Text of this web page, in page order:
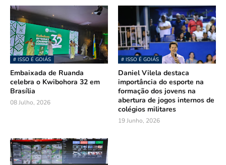
# ISSO É GOIÁS
Embaixada de Ruanda
celebra o Kwibohora 32 em
Brasília
08 Julho, 2026
# ISSO É GOIÁS
Daniel Vilela destaca
importância do esporte na
formação dos jovens na
abertura de jogos internos de
colégios militares
19 Junho, 2026